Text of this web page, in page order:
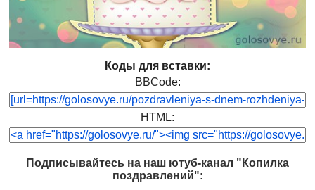
Коды для вставки:
BBCode:
HTML:
Подписывайтесь на наш ютуб-канал "Копилка
поздравлений":